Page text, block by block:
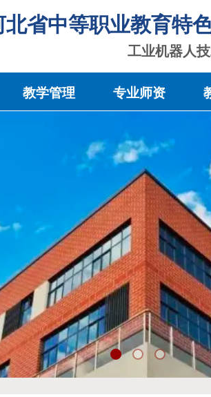
北省中等职业教育特
工业机器人
教学管理 专业师资